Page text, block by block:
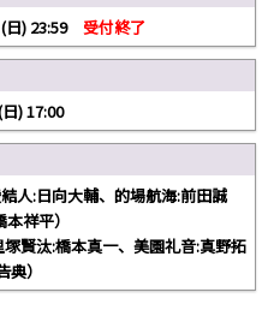
日) 23:59 受付終了
) 17:00
人:日向大輔、的場航海:前田誠
祥平）
塚賢汰:橋本真一、美園礼音:真野拓
）